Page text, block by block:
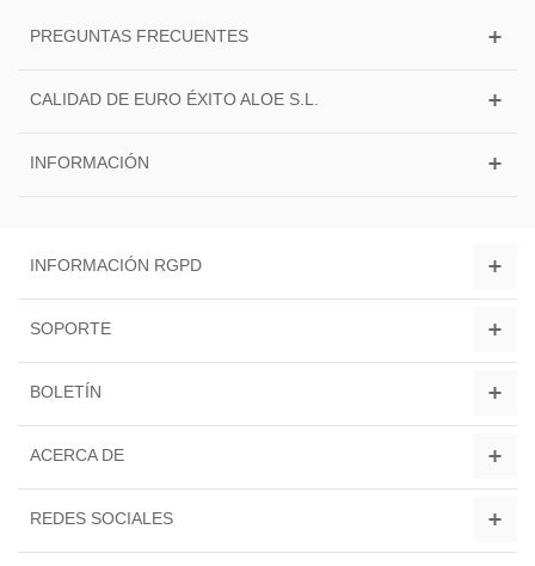
PREGUNTAS FRECUENTES
CALIDAD DE EURO ÉXITO ALOE S.L.
INFORMACIÓN
INFORMACIÓN RGPD
SOPORTE
BOLETÍN
ACERCA DE
REDES SOCIALES